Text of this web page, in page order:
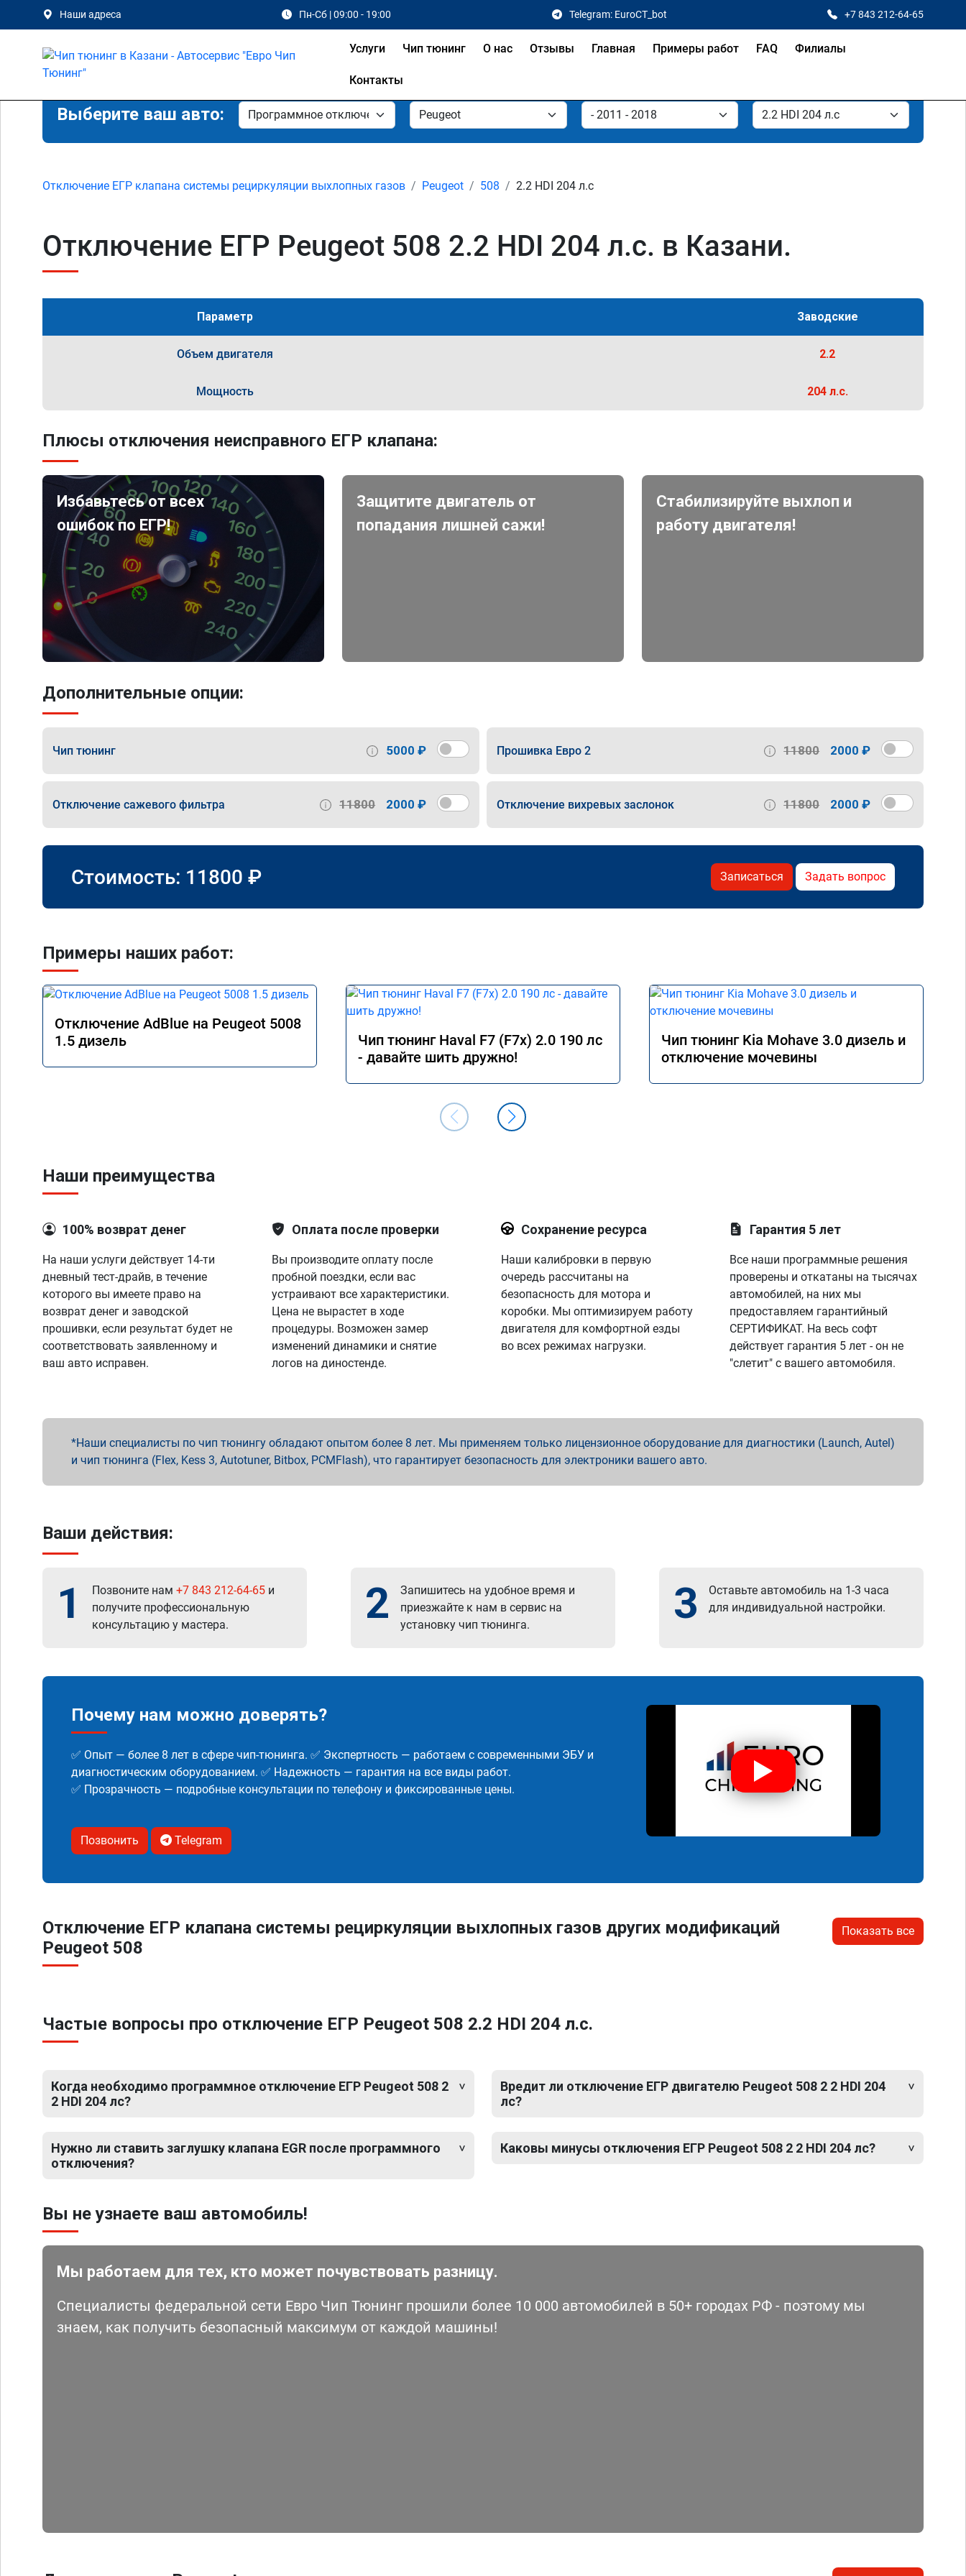
Наши адреса Пн-Сб | 09:00 - 19:00 Telegram: EuroCT_bot +7 843 212-64-65
Услуги Чип тюнинг О нас Отзывы Главная Примеры работ FAQ Филиалы
Контакты
Выберите ваш авто:
Отключение ЕГР клапана системы рециркуляции выхлопных газов Peugeot 508 2.2 HDI 204 л.с
Отключение ЕГР Peugeot 508 2.2 HDI 204 л.с. в Казани.
Параметр Заводские
Объем двигателя 2.2
Мощность 204 л.с.
Плюсы отключения неисправного ЕГР клапана:
Избавьтесь от всех
ошибок по ЕГР!
Защитите двигатель от
попадания лишней сажи!
Стабилизируйте выхлоп и
работу двигателя!
Дополнительные опции:
Чип тюнинг 5000 ₽ Прошивка Евро 2 11800 2000 ₽
Отключение сажевого фильтра 11800 2000 ₽ Отключение вихревых заслонок 11800 2000 ₽
Стоимость: 11800 ₽ Записаться Задать вопрос
Примеры наших работ:
Отключение AdBlue на Peugeot 5008
1.5 дизель
Чип тюнинг Haval F7 (F7x) 2.0 190 лс
- давайте шить дружно!
Чип тюнинг Kia Mohave 3.0 дизель и
отключение мочевины
Наши преимущества
100% возврат денег
На наши услуги действует 14-ти
дневный тест-драйв, в течение
которого вы имеете право на
возврат денег и заводской
прошивки, если результат будет не
соответствовать заявленному и
ваш авто исправен.
Оплата после проверки
Вы производите оплату после
пробной поездки, если вас
устраивают все характеристики.
Цена не вырастет в ходе
процедуры. Возможен замер
изменений динамики и снятие
логов на диностенде.
Сохранение ресурса
Наши калибровки в первую
очередь рассчитаны на
безопасность для мотора и
коробки. Мы оптимизируем работу
двигателя для комфортной езды
во всех режимах нагрузки.
Гарантия 5 лет
Все наши программные решения
проверены и откатаны на тысячах
автомобилей, на них мы
предоставляем гарантийный
СЕРТИФИКАТ. На весь софт
действует гарантия 5 лет - он не
"слетит" с вашего автомобиля.
Наши специалисты по чип тюнингу обладают опытом более 8 лет. Мы применяем только лицензионное оборудование для диагностики (Launch, Autel)
и чип тюнинга (Flex, Kess 3, Autotuner, Bitbox, PCMFlash), что гарантирует безопасность для электроники вашего авто.
Ваши действия:
1 Позвоните нам +7 843 212-64-65 и
получите профессиональную
консультацию у мастера.
2
Запишитесь на удобное время и
приезжайте к нам в сервис на
установку чип тюнинга.
3
Оставьте автомобиль на 1-3 часа
для индивидуальной настройки.
Почему нам можно доверять?
✅ Опыт — более 8 лет в сфере чип-тюнинга. ✅ Экспертность — работаем с современными ЭБУ и
диагностическим оборудованием. ✅ Надежность — гарантия на все виды работ.
✅ Прозрачность — подробные консультации по телефону и фиксированные цены.
Позвонить Telegram
Отключение ЕГР клапана системы рециркуляции выхлопных газов других модификаций
Peugeot 508
Показать все
Частые вопросы про отключение ЕГР Peugeot 508 2.2 HDI 204 л.с.
Когда необходимо программное отключение ЕГР Peugeot 508 2
2 HDI 204 лс?
Нужно ли ставить заглушку клапана EGR после программного
отключения?
Вредит ли отключение ЕГР двигателю Peugeot 508 2 2 HDI 204
лс?
Каковы минусы отключения ЕГР Peugeot 508 2 2 HDI 204 лс?
Вы не узнаете ваш автомобиль!
Мы работаем для тех, кто может почувствовать разницу.
Специалисты федеральной сети Евро Чип Тюнинг прошили более 10 000 автомобилей в 50+ городах РФ - поэтому мы
знаем, как получить безопасный максимум от каждой машины!